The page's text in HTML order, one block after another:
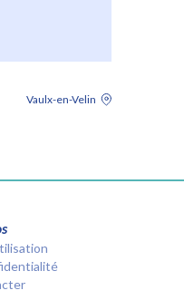
Vaulx-en-Velin